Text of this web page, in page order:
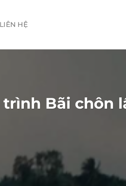
LIÊN HỆ
Bãi chôn